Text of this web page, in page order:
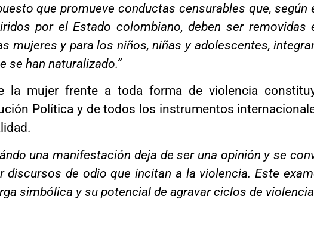
que promueve conductas censurables que, según
por el Estado colombiano, deben ser removidas
mujeres y para los niños, niñas y adolescentes,
se han naturalizado.”
la mujer frente a toda forma de violencia
Política y de todos los instrumentos
una manifestación deja de ser una opinión y se
discursos de odio que incitan a la violencia. Este
simbólica y su potencial de agravar ciclos de